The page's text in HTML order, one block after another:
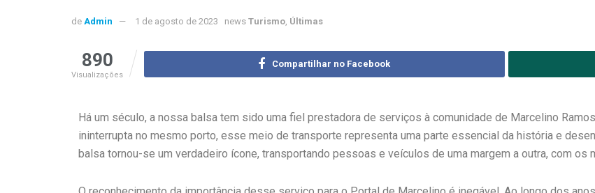
de Admin 1 de agosto de 2023 news Turismo, Últimas
890
Visualizações
Compartilhar no Facebook
Há um século, a nossa balsa tem sido uma fiel prestadora de serviços à comunidade de Marcelino
ininterrupta no mesmo porto, esse meio de transporte representa uma parte essencial da história e
balsa tornou-se um verdadeiro ícone, transportando pessoas e veículos de uma margem a outra, com os